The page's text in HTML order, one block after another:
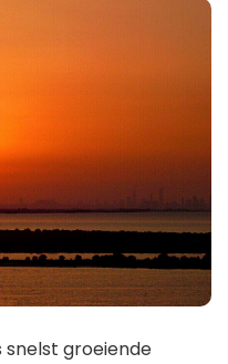
snelst groeiende